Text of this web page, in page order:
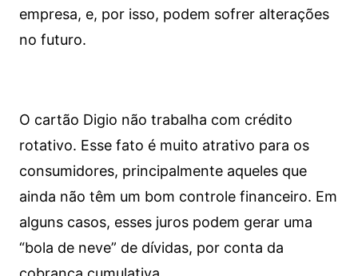
empresa, e, por isso, podem sofrer alterações
no futuro.
O cartão Digio não trabalha com crédito
rotativo. Esse fato é muito atrativo para os
consumidores, principalmente aqueles que
ainda não têm um bom controle financeiro. Em
alguns casos, esses juros podem gerar uma
“bola de neve” de dívidas, por conta da